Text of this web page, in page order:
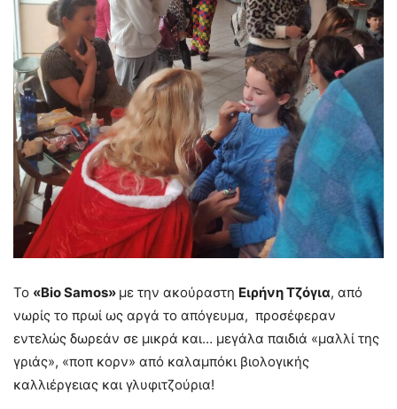
Το «BioSamos» με την ακούραστη Ειρήνη Τζόγια, από
νωρίς το πρωί ως αργά το απόγευμα, προσέφεραν
εντελώς δωρεάν σε μικρά και… μεγάλα παιδιά «μαλλί της
γριάς», «ποπ κορν» από καλαμπόκι βιολογικής
καλλιέργειας και γλυφιτζούρια!